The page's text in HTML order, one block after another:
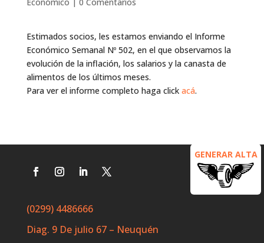
GENERAR ALTA
Estimados socios, les estamos enviando el Informe
Económico Semanal Nº 502, en el que observamos la
evolución de la inflación, los salarios y la canasta de
alimentos de los últimos meses.
Para ver el informe completo haga click acá.
(0299) 4486666
Diag. 9 De julio 67 – Neuquén